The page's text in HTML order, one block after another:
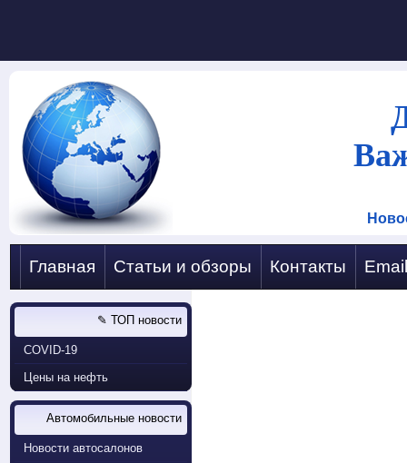
Главная Статьи и обзоры Контакты
✎ ТОП новости
COVID-19
Цены на нефть
Автомобильные новости
Новости автосалонов